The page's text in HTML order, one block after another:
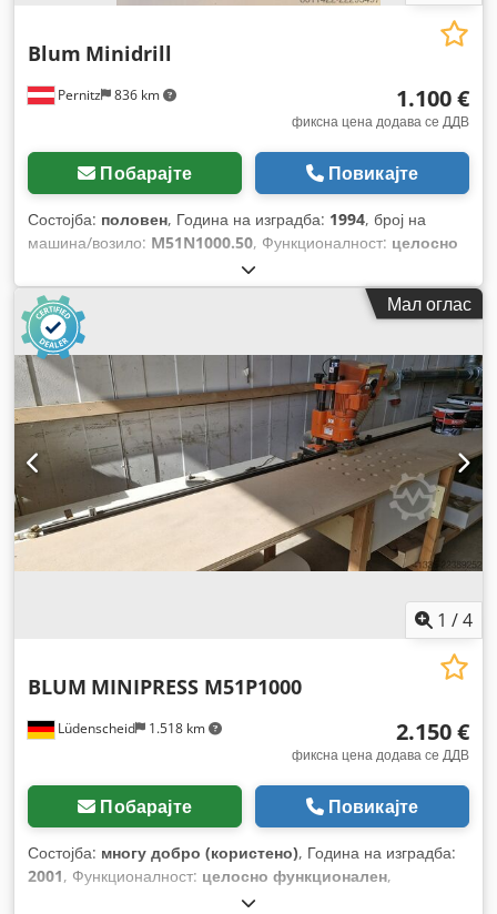
Pernitz 836 km
Blum Minidrill
1.100 €
фиксна цена додава се ДДВ
Побарајте Повикајте
Состојба: половен, Година на изградба: 1994, број на
машина/возило: M51N1000.50, Функционалност: целосно
0,75 kW (1,02 коњски сили)
напон:220 V, влезна фреквенција:50 Hz,
Мал оглас
1 /4
Lüdenscheid 1.518 km
BLUM MINIPRESS M51P1000
2.150 €
фиксна цена додава се ДДВ
Побарајте Повикајте
Состојба: многу добро (користено), Година на изградба:
2001, Функционалност: целосно функционален,